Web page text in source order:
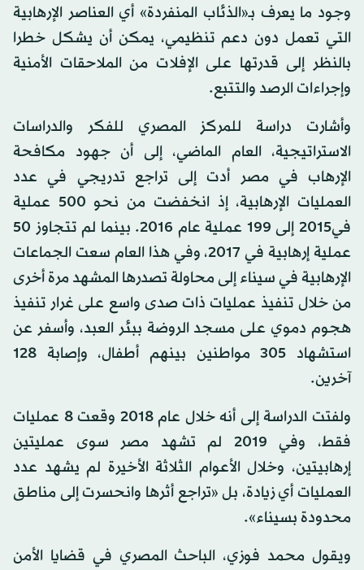
وجود ما يعرف بـ«الذئاب المنفردة» أي العناصر الإرهابية
التي تعمل دون دعم تنظيمي، يمكن أن يشكل خطرا
بالنظر إلى قدرتها على الإفلات من الملاحقات الأمنية
وإجراءات الرصد والتتبع.
وأشارت دراسة للمركز المصري للفكر والدراسات
الاستراتيجية، العام الماضي، إلى أن جهود مكافحة
الإرهاب في مصر أدت إلى تراجع تدريجي في عدد
العمليات الإرهابية، إذ انخفضت من نحو 500 عملية
في2015 إلى 199 عملية عام 2016. بينما لم تتجاوز 50
عملية إرهابية في 2017، وفي هذا العام سعت الجماعات
الإرهابية في سيناء إلى محاولة تصدرها المشهد مرة أخرى
من خلال تنفيذ عمليات ذات صدى واسع على غرار تنفيذ
هجوم دموي على مسجد الروضة ببئر العبد، وأسفر عن
استشهاد 305 مواطنين بينهم أطفال، وإصابة 128
آخرين.
ولفتت الدراسة إلى أنه خلال عام 2018 وقعت 8 عمليات
فقط، وفي 2019 لم تشهد مصر سوى عمليتين
إرهابيتين، وخلال الأعوام الثلاثة الأخيرة لم يشهد عدد
العمليات أي زيادة، بل «تراجع أثرها وانحسرت إلى مناطق
محدودة بسيناء».
ويقول محمد فوزي، الباحث المصري في قضايا الأمن